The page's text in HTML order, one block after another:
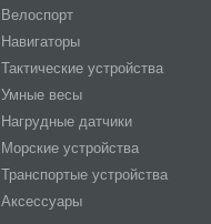
Велоспорт
Навигаторы
Тактические устройства
Умные весы
Нагрудные датчики
Морские устройства
Транспортые устройства
Аксессуары